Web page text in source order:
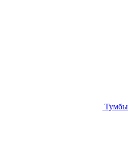
Тумбы